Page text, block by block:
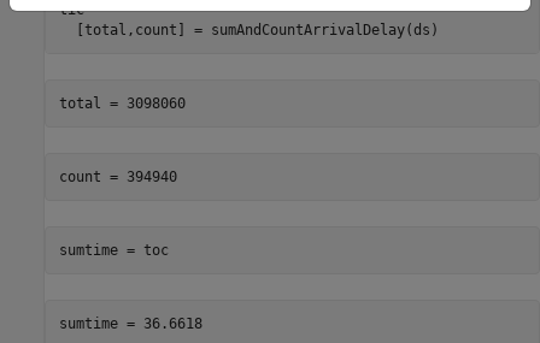
tic
  [total,count] = sumAndCountArrivalDelay(ds)
total = 3098060
count = 394940
sumtime = toc
sumtime = 36.6618